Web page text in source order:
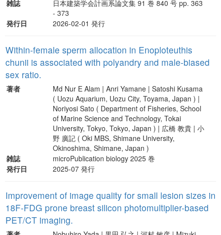
雑誌
日本建築学会計画系論文集 91 巻 840 号 pp. 363
- 373
発行日
2026-02-01 発行
Within-female sperm allocation in Enoploteuthis
chunii is associated with polyandry and male-biased
sex ratio.
著者
Md Nur E Alam | Anri Yamane | Satoshi Kusama
( Uozu Aquarium, Uozu City, Toyama, Japan ) |
Noriyosi Sato ( Department of Fisheries, School
of Marine Science and Technology, Tokai
University, Tokyo, Tokyo, Japan ) | 広橋 教貴 | 小
野 廣記 ( Oki MBS, Shimane University,
Okinoshima, Shimane, Japan )
雑誌
microPublication biology 2025 巻
発行日
2025-07 発行
Improvement of image quality for small lesion sizes in
18F-FDG prone breast silicon photomultiplier-based
PET/CT imaging.